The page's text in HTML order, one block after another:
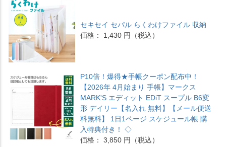
セキセイ セパル らくわけファイル 収納
価格： 1,430 円（税込）
P10倍！爆得★手帳クーポン配布中！
【2026年 4月始まり 手帳】マークス
MARK'S エディット EDiT スープル B6変
形 デイリー【名入れ 無料】【メール便送
料無料】 1日1ページ スケジュール帳 購
入特典付き！ ◇
価格： 3,850 円（税込）